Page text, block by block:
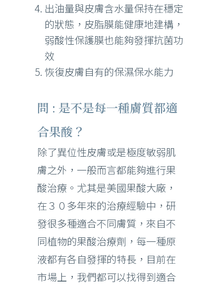
出油量與皮膚含水量保持在穩定
的狀態，皮脂膜能健康地建構，
弱酸性保護膜也能夠發揮抗菌功
效
恢復皮膚自有的保濕保水能力
問 : 是不是每一種膚質都適
合果酸？
除了異位性皮膚或是極度敏弱肌
膚之外，一般而言都能夠進行果
酸治療。尤其是美國果酸大廠，
在３０多年來的治療經驗中，研
發很多種適合不同膚質，來自不
同植物的果酸治療劑，每一種原
液都有各自發揮的特長，目前在
市場上，我們都可以找得到適合